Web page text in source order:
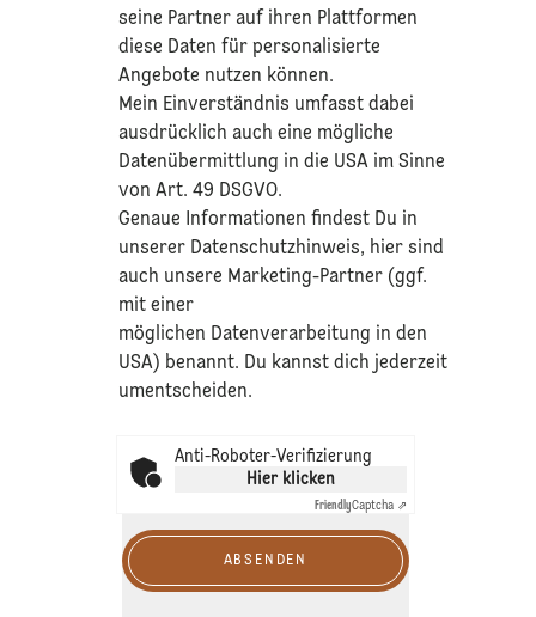
seine Partner auf ihren Plattformen
diese Daten für personalisierte
Angebote nutzen können.
Mein Einverständnis umfasst dabei
ausdrücklich auch eine mögliche
Datenübermittlung in die USA im Sinne
von Art. 49 DSGVO.​
​Genaue Informationen findest Du in
unserer Datenschutzhinweis, hier sind
auch unsere Marketing-Partner (ggf.
mit einer
möglichen Datenverarbeitung in den
USA) benannt. Du kannst dich jederzeit
umentscheiden.
Anti-Roboter-Verifizierung
Hier klicken
FriendlyCaptcha ⇗
ABSENDEN